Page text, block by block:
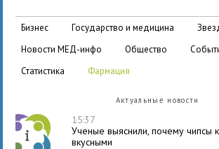
бизнес государство и медицина
новости МЕД-инфо
общество
статистика
фармация
Актуальные новости
15:37
Ученые выяснили, почему чипсы
вкусными